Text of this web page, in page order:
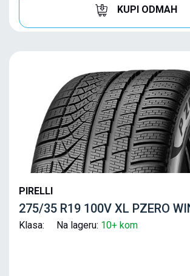
KUPI ODMAH
PIRELLI
275/35 R19 100V XL PZERO
Klasa: Na lageru: 10+ kom